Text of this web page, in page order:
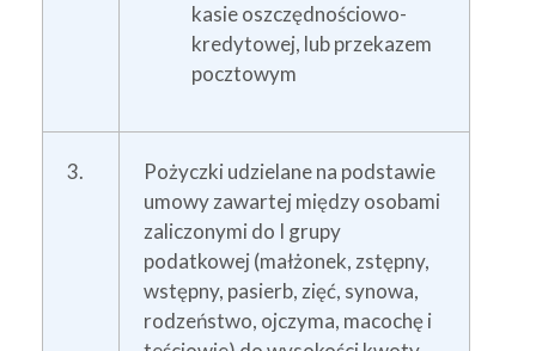
kasie oszczędnościowo-
kredytowej, lub przekazem
pocztowym
3.
Pożyczki udzielane na podstawie
umowy zawartej między osobami
zaliczonymi do I grupy
podatkowej (małżonek, zstępny,
wstępny, pasierb, zięć, synowa,
rodzeństwo, ojczyma, macochę i